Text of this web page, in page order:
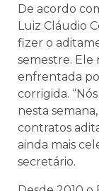
De acordo
Luiz Cláudio
fizer o
semestre. Ele
enfrentada
corrigida.
nesta
contratos
ainda mais
secretário.